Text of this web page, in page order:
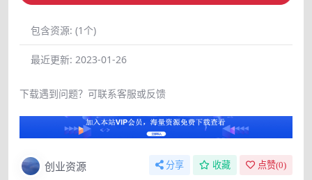
包含资源: (1个)
最近更新: 2023-01-26
下载遇到问题？可联系客服或反馈
创业资源 分享 收藏 点赞(0)